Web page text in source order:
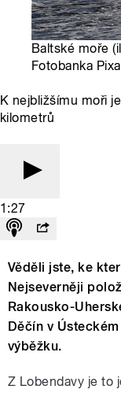
Baltské moře
Fotobanka
K nejbližšímu moři
kilometrů
1:27
Věděli jste, ke
Nejseverněji
Rakousko-
Děčín v
výběžku.
Z Lobendavy je to